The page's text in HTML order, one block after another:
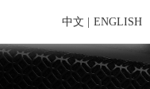
中文 | ENGLISH